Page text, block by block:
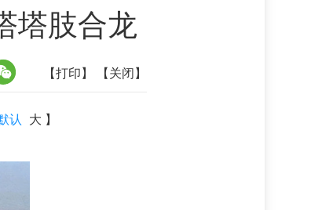
塔肢合龙
【打印】 【关闭】
认 大 】